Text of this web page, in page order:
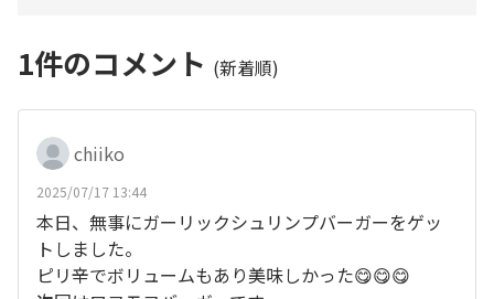
1件のコメント (新着順)
chiiko
2025/07/17 13:44
本日、無事にガーリックシュリンプバーガーをゲッ
トしました。
ピリ辛でボリュームもあり美味しかった😋😋😋